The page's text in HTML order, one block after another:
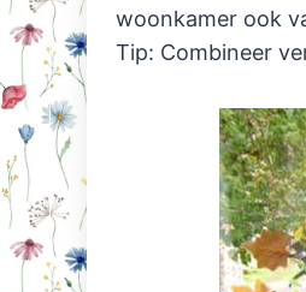
woonkamer ook
Tip: Combineer